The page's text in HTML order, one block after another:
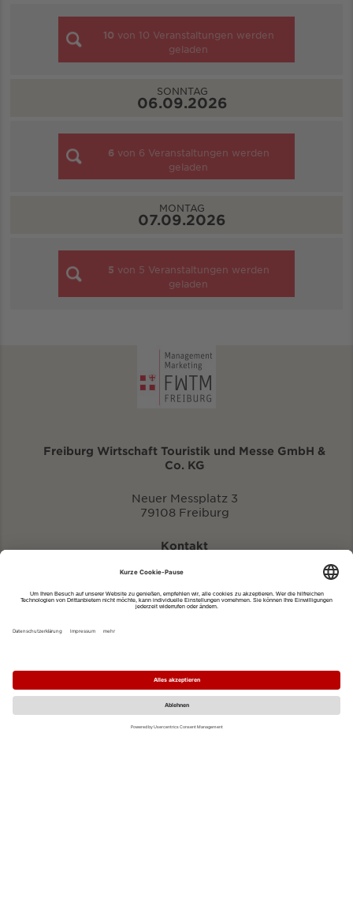
10 von 10 Veranstaltungen werden
geladen
SONNTAG
06.09.2026
6 von 6 Veranstaltungen werden
geladen
MONTAG
07.09.2026
5 von 5 Veranstaltungen werden
geladen
Freiburg Wirtschaft Touristik und Messe GmbH &
Co. KG
Neuer Messplatz 3
79108 Freiburg
Kontakt
eventportal@fwtm.de
Impressum